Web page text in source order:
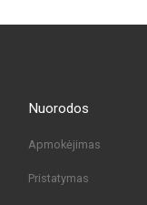
Nuorodos
Apmokėjimas
Pristatymas